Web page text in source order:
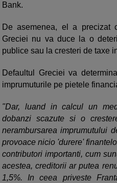
Bank.
De asemenea, el a precizat
Greciei nu va duce la o
publice sau la cresteri de taxe
Defaultul Greciei va
imprumuturile pe pietele
"Dar, luand in calcul un
dobanzi scazute si o
nerambursarea imprumutului
provoace nicio 'durere'
contributori importanti, cum
acestea, creditorii ar putea
1,5%. In ceea priveste